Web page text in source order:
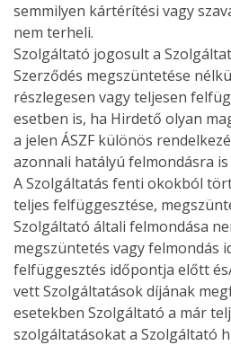
semmilyen kártérítési vagy
nem terheli.
Szolgáltató jogosult a
Szerződés megszüntetése
részlegesen vagy teljesen
esetben is, ha Hirdető olyan
a jelen ÁSZF különös
azonnali hatályú felmondásra
A Szolgáltatás fenti okokból
teljes felfüggesztése,
Szolgáltató általi felmondása
megszüntetés vagy felmondás
felfüggesztés időpontja előtt
vett Szolgáltatások díjának
esetekben Szolgáltató a már
szolgáltatásokat a Szolgáltató